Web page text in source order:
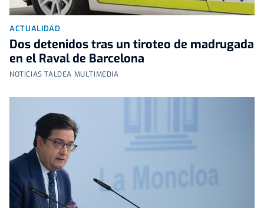
ACTUALIDAD
Dos detenidos tras un tiroteo de madrugada
en el Raval de Barcelona
NOTICIAS TALDEA MULTIMEDIA